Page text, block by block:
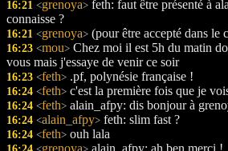
16:21 <grenoya> feth: faut être présenté à
connaisse ?
16:21 <grenoya> (pour être accepté dans le
16:23 <mou> Chez moi il est 5h du matin
vous mais j'essaye de venir ce soir
16:23 <feth> .pf, polynésie française !
16:24 <feth> c'est la première fois que je
16:24 <feth> alain_afpy: dis bonjour à
16:24 <alain_afpy> feth: slim fast ?
16:24 <feth> ouh lala